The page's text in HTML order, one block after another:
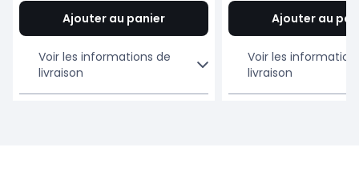
Ajouter au panier
Voir les informations de
livraison
Ajouter au
Voir les
livraison